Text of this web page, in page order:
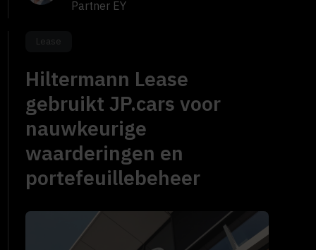
Partner EY
Lease
Hiltermann Lease
gebruikt JP.cars voor
nauwkeurige
waarderingen en
portefeuillebeheer